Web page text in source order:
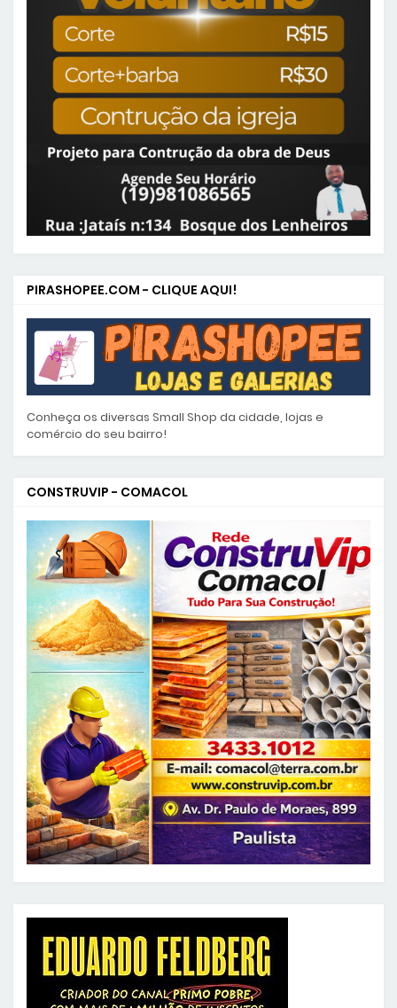
PIRASHOPEE.COM - CLIQUE AQUI!
Conheça os diversas Small Shop da cidade, lojas e
comércio do seu bairro!
CONSTRUVIP - COMACOL